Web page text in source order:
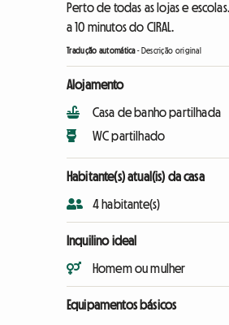
Perto de todas as lojas e
a 10 minutos do CIRAL.
Tradução automática- Descrição original
Alojamento
Casa de banho partilhada
WC partilhado
Habitante(s) atual(is) da casa
4 habitante(s)
Inquilino ideal
Homem ou mulher
Equipamentos básicos